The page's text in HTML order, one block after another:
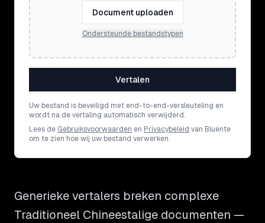
Document uploaden
Ondersteunde bestandstypen
Vertalen
Uw bestand is beveiligd met end-to-end-versleuteling en
wordt na de vertaling automatisch verwijderd.
Lees de Gebruiksvoorwaarden en Privacybeleid van Bluente
om te zien hoe wij uw bestand verwerken.
Generieke vertalers breken complexe
Traditioneel Chineestalige documenten —